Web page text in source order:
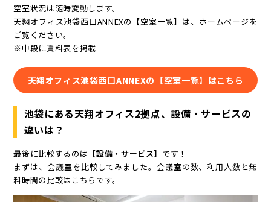
空室状況は随時変動します。
天翔オフィス池袋西口ANNEXの【空室一覧】は、ホームページを
ご覧ください。
※中段に賃料表を掲載
天翔オフィス池袋西口ANNEXの【空室一覧】はこちら
池袋にある天翔オフィス2拠点、設備・サービスの
違いは？
最後に比較するのは 【設備・サービス】 です！
まずは、会議室を比較してみました。会議室の数、利用人数と無
料時間の比較はこちらです。